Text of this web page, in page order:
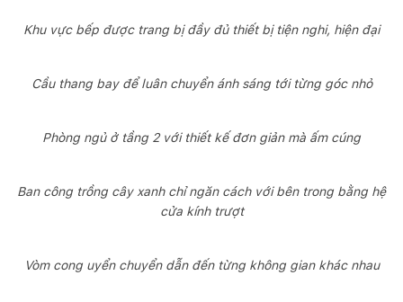
Khu vực bếp được trang bị đầy đủ thiết bị tiện nghi, hiện đại
Cầu thang bay để luân chuyển ánh sáng tới từng góc nhỏ
Phòng ngủ ở tầng 2 với thiết kế đơn giản mà ấm cúng
Ban công trồng cây xanh chỉ ngăn cách với bên trong bằng hệ
cửa kính trượt
Vòm cong uyển chuyển dẫn đến từng không gian khác nhau